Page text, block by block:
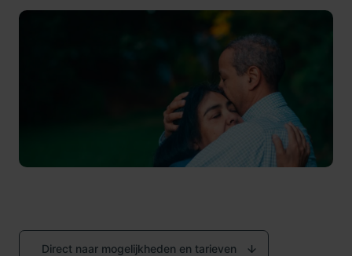
Direct naar mogelijkheden en tarieven